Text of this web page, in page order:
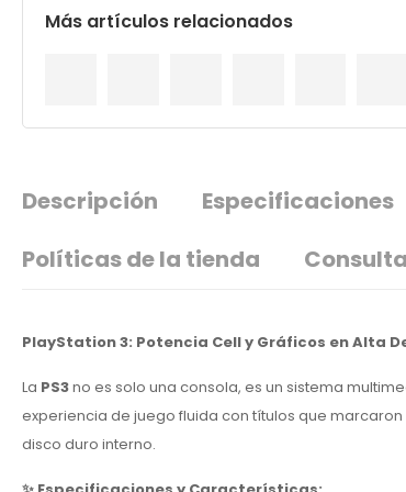
Más artículos relacionados
Descripción Especificaciones
Políticas de la tienda
PlayStation 3: Potencia Cell y Gráficos en Alta
La PS3no es solo una consola, es un sistema
experiencia de juego fluida con títulos que
disco duro interno.